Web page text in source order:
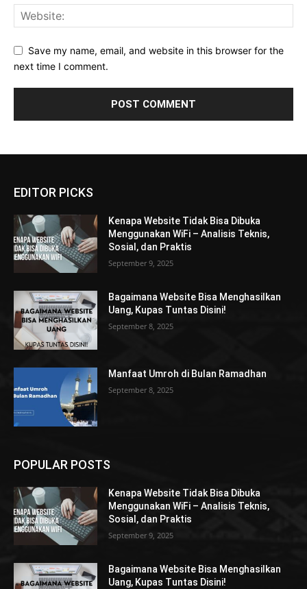
Save my name, email, and website in this browser for the
next time I comment.
EDITOR PICKS
Kenapa Website Tidak Bisa Dibuka
Menggunakan WiFi – Analisis Teknis,
Sosial, dan Praktis
September 9, 2025
Bagaimana Website Bisa Menghasilkan
Uang, Kupas Tuntas Disini!
September 8, 2025
Manfaat Umroh di Bulan Ramadhan
September 8, 2025
POPULAR POSTS
Kenapa Website Tidak Bisa Dibuka
Menggunakan WiFi – Analisis Teknis,
Sosial, dan Praktis
September 9, 2025
Bagaimana Website Bisa Menghasilkan
Uang, Kupas Tuntas Disini!